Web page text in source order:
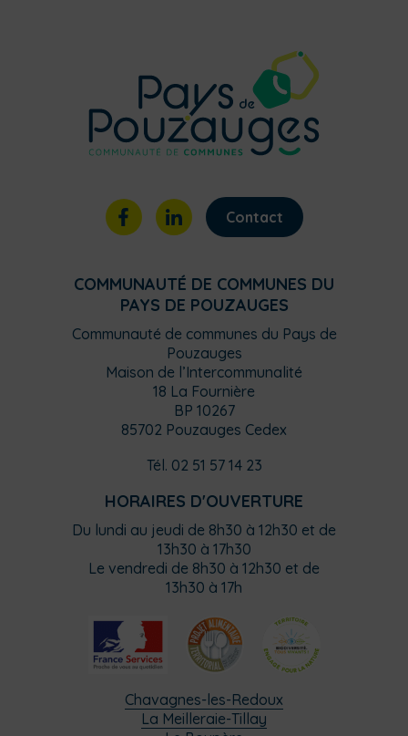
Contact
COMMUNAUTÉ DE COMMUNES DU
PAYS DE POUZAUGES
Communauté de communes du Pays de
Pouzauges
Maison de l’Intercommunalité
18 La Fournière
BP 10267
85702 Pouzauges Cedex
Tél. 02 51 57 14 23
HORAIRES D'OUVERTURE
Du lundi au jeudi de 8h30 à 12h30 et de
13h30 à 17h30
Le vendredi de 8h30 à 12h30 et de
13h30 à 17h
Chavagnes-les-Redoux
La Meilleraie-Tillay